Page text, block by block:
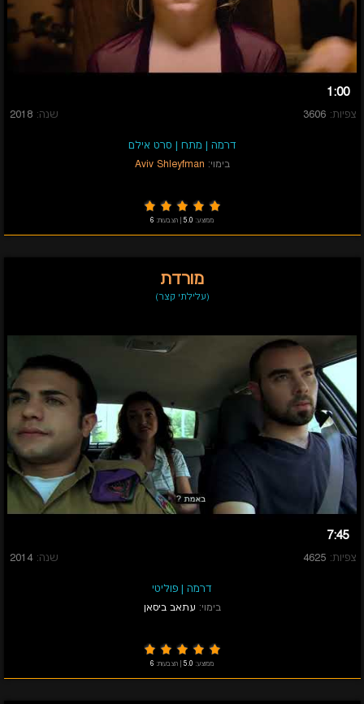
1:00
צפיות: 3606 שנה: 2018
דרמה | מתח | סרט אילם
בימוי: Aviv Shleyfman
ממוצע: 5.0 הצבעות: 6
מורדת
(עלילתי קצר)
7:45
צפיות: 4625 שנה: 2014
דרמה | פוליטי
בימוי: עתאב ביסאן
ממוצע: 5.0 הצבעות: 6